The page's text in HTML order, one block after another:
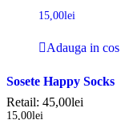
15,00lei
Adauga in cos
Sosete Happy Socks
Retail: 45,00lei
15,00lei